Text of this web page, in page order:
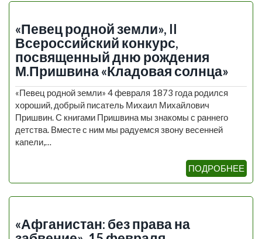
«Певец родной земли», II
Всероссийский конкурс,
посвященный дню рождения
М.Пришвина «Кладовая солнца»
«Певец родной земли» 4 февраля 1873 года родился
хороший, добрый писатель Михаил Михайлович
Пришвин. С книгами Пришвина мы знакомы с раннего
детства. Вместе с ним мы радуемся звону весенней
капели,…
ПОДРОБНЕЕ
«Афганистан: без права на